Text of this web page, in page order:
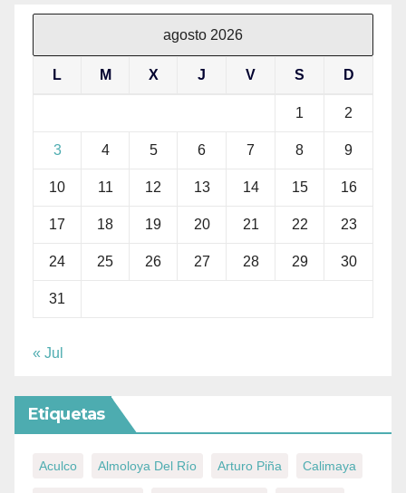
agosto 2026
L M X J V S D
1 2
3 4 5 6 7 8 9
10 11 12 13 14 15 16
17 18 19 20 21 22 23
24 25 26 27 28 29 30
31
« Jul
Etiquetas
Aculco Almoloya Del Río Arturo Piña Calimaya